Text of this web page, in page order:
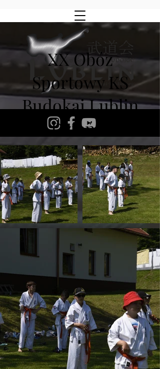
XX Obóz
Sportowy KS
Budokai Lublin
Dzień V